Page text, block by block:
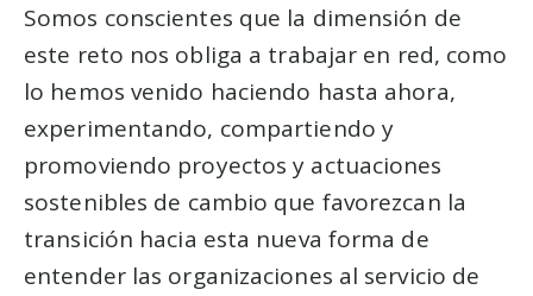
Somos conscientes que la dimensión de
este reto nos obliga a trabajar en red, como
lo hemos venido haciendo hasta ahora,
experimentando, compartiendo y
promoviendo proyectos y actuaciones
sostenibles de cambio que favorezcan la
transición hacia esta nueva forma de
entender las organizaciones al servicio de